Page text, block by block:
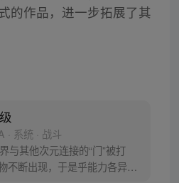
的作品，进一步拓展了其
· 系统 · 战斗
与其他次元连接的“门”被打
不断出现，于是乎能力各异的